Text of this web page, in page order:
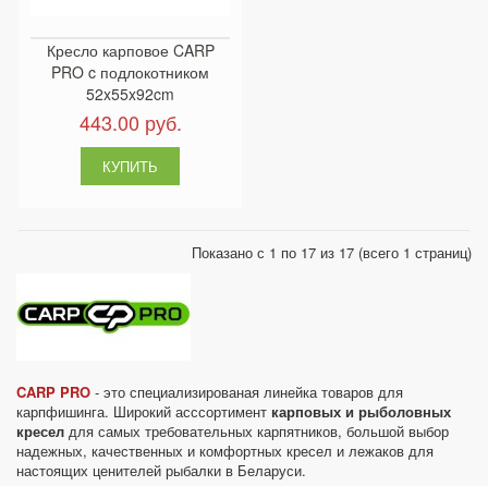
CARP PRO - это специализированая линейка товаров для
карпфишинга. Широкий асссортимент карповых и рыболовных
кресел для самых требовательных карпятников, большой выбор
надежных, качественных и комфортных кресел и лежаков для
настоящих ценителей рыбалки в Беларуси.
Кресло карповое CARP
PRO c подлокотником
52x55x92cm
443.00 руб.
Показано с 1 по 17 из 17 (всего 1 страниц)